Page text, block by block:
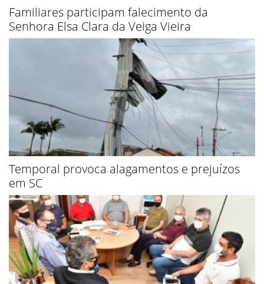
Familiares participam falecimento da
Senhora Elsa Clara da Veiga Vieira
Temporal provoca alagamentos e prejuízos
em SC